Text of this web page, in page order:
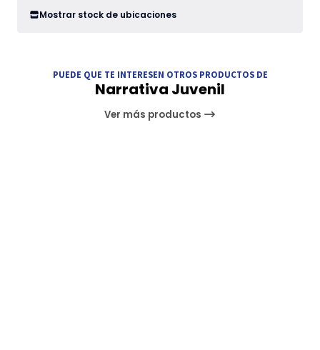
Mostrar stock de ubicaciones
PUEDE QUE TE INTERESEN OTROS PRODUCTOS DE
Narrativa Juvenil
Ver más productos